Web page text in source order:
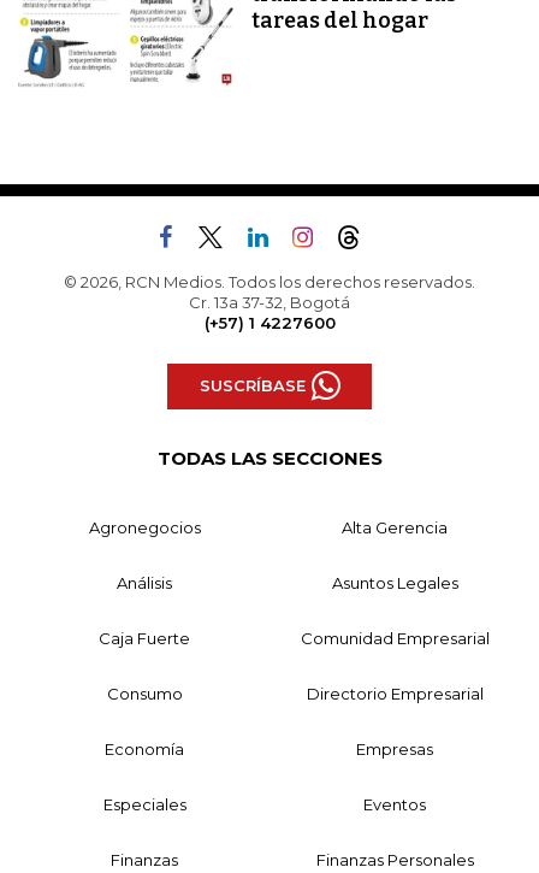
tareas del hogar
© 2026, RCN Medios. Todos los derechos reservados.
Cr. 13a 37-32, Bogotá
(+57) 1 4227600
SUSCRÍBASE
TODAS LAS SECCIONES
Agronegocios Alta Gerencia
Análisis Asuntos Legales
Caja Fuerte Comunidad Empresarial
Consumo Directorio Empresarial
Economía Empresas
Especiales Eventos
Finanzas Finanzas Personales